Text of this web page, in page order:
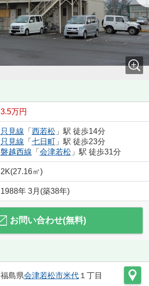
3.5万円
只見線 「 西若松」駅 徒歩14分
只見線 「 七日町」駅 徒歩23分
磐越西線 「 会津若松」駅 徒歩31分
2K(27.16㎡)
1988年 3月(築38年)
お問い合わせ(無料)
福島県会津若松市米代１丁目